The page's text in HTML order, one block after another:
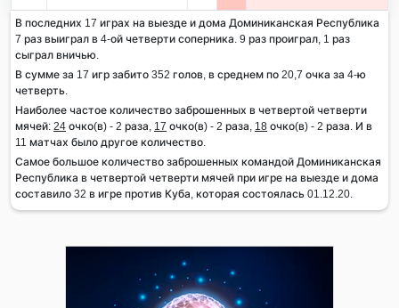
В последних 17 играх на выезде и дома Доминиканская Республика
7 раз выиграл в 4-ой четверти соперника. 9 раз проиграл, 1 раз
сыграл вничью.
В сумме за 17 игр забито 352 голов, в среднем по 20,7 очка за 4-ю
четверть.
Наиболее частое количество заброшенных в четвертой четверти
мячей: 24 очко(в) - 2 раза, 17 очко(в) - 2 раза, 18 очко(в) - 2 раза. И в
11 матчах было другое количество.
Самое большое количество заброшенных командой Доминиканская
Республика в четвертой четверти мячей при игре на выезде и дома
составило 32 в игре против Куба, которая состоялась 01.12.20.